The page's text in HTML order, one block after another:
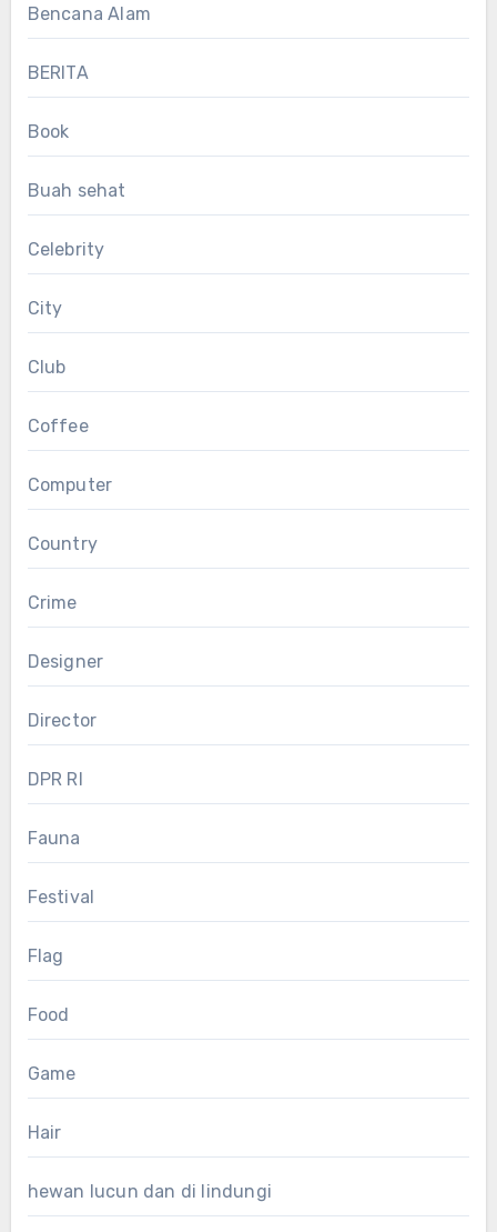
Bencana Alam
BERITA
Book
Buah sehat
Celebrity
City
Club
Coffee
Computer
Country
Crime
Designer
Director
DPR RI
Fauna
Festival
Flag
Food
Game
Hair
hewan lucun dan di lindungi